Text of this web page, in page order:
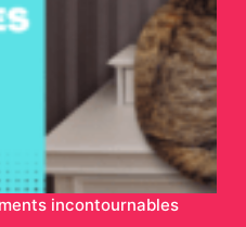
incontournables